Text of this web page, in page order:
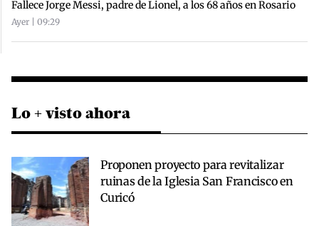
Fallece Jorge Messi, padre de Lionel, a los 68 años en Rosario
Ayer | 09:29
Lo + visto ahora
Proponen proyecto para revitalizar
ruinas de la Iglesia San Francisco en
Curicó